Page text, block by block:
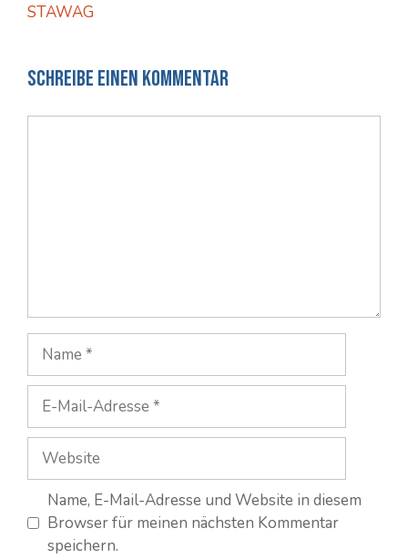
STAWAG
Schreibe einen Kommentar
Name
Mail-
Adresse
Website
Name, E-Mail-Adresse und Website in diesem
Browser für meinen nächsten Kommentar
speichern.